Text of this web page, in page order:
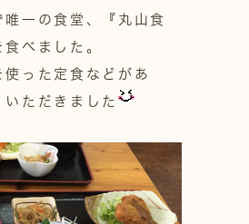
唯一の食堂、『丸山食
べました。
使った定食などがあ
いただきました